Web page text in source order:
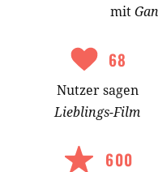
mit
68
Nutzersagen
Lieblings-Film
600